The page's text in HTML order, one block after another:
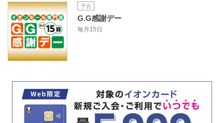
予告
G.G感謝デー
毎月15日